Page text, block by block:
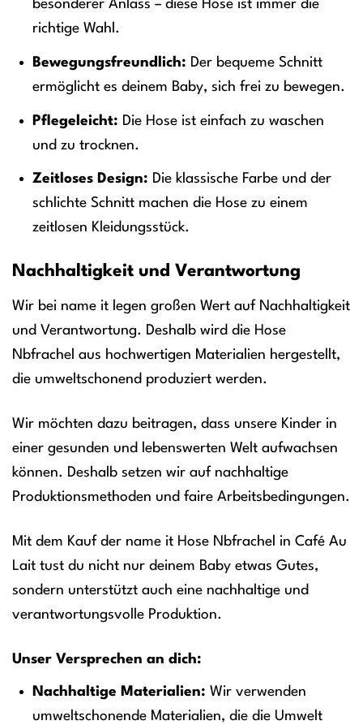
besonderer Anlass – diese Hose ist immer die
richtige Wahl.
Bewegungsfreundlich: Der bequeme Schnitt
ermöglicht es deinem Baby, sich frei zu bewegen.
Pflegeleicht: Die Hose ist einfach zu waschen
und zu trocknen.
Zeitloses Design: Die klassische Farbe und der
schlichte Schnitt machen die Hose zu einem
zeitlosen Kleidungsstück.
Nachhaltigkeit und Verantwortung
Wir bei name it legen großen Wert auf Nachhaltigkeit
und Verantwortung. Deshalb wird die Hose
Nbfrachel aus hochwertigen Materialien hergestellt,
die umweltschonend produziert werden.
Wir möchten dazu beitragen, dass unsere Kinder in
einer gesunden und lebenswerten Welt aufwachsen
können. Deshalb setzen wir auf nachhaltige
Produktionsmethoden und faire Arbeitsbedingungen.
Mit dem Kauf der name it Hose Nbfrachel in Café Au
Lait tust du nicht nur deinem Baby etwas Gutes,
sondern unterstützt auch eine nachhaltige und
verantwortungsvolle Produktion.
Unser Versprechen an dich:
Nachhaltige Materialien: Wir verwenden
umweltschonende Materialien, die die Umwelt